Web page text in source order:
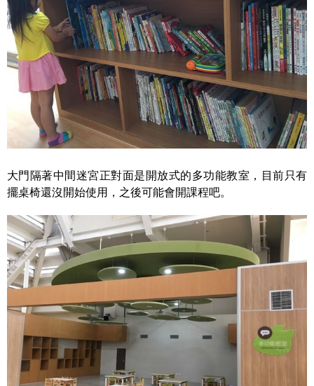
大門隔著中間迷宮正對面是開放式的多功能教室，目前只有
擺桌椅還沒開始使用，之後可能會開課程吧。